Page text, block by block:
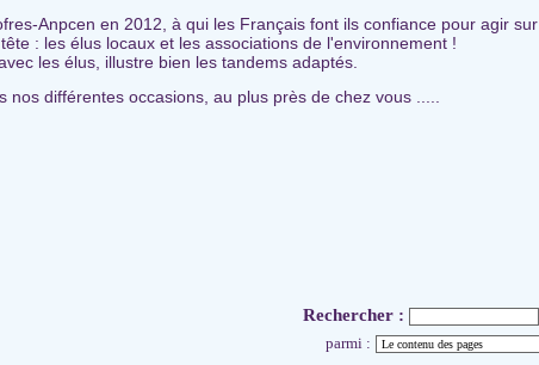
Anpcen en 2012, à qui les Français font ils confiance pour agir sur
: les élus locaux et les associations de l'environnement !
les élus, illustre bien les tandems adaptés.
différentes occasions, au plus près de chez vous .....
Rechercher :
parmi :